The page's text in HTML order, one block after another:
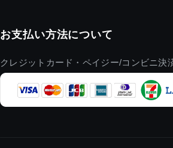
お支払い方法について
クレジットカード・ペイジー/コンビニ決